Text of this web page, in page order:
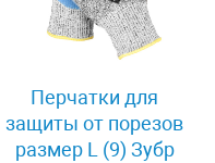
Перчатки для
защиты от порезов
размер L (9) Зубр